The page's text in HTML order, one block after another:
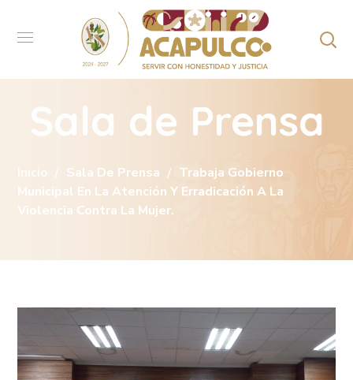
Sala de Prensa
Inicio Sala De Prensa
Trabaja Gobierno
Municipal En La Atención Y Erradicación A La
Violencia Contra La Mujer.